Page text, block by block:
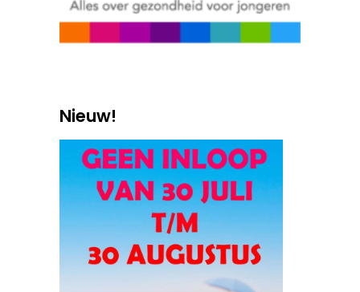
Nieuw!